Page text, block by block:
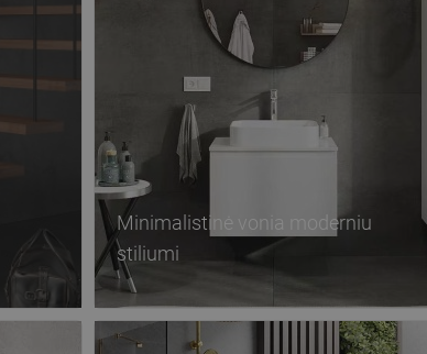
Minimalistinė vonia moderniu
stiliumi